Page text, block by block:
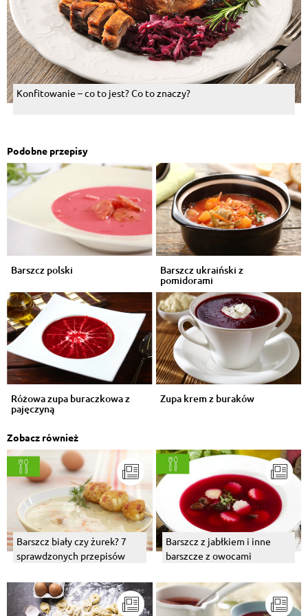
Konfitowanie – co to jest? Co to znaczy?
Podobne przepisy
Barszcz polski Barszcz ukraiński z
pomidorami
Różowa zupa buraczkowa z
pajęczyną
Zupa krem z buraków
Zobacz również
Barszcz biały czy żurek? 7
sprawdzonych przepisów
Barszcz z jabłkiem i inne
barszcze z owocami